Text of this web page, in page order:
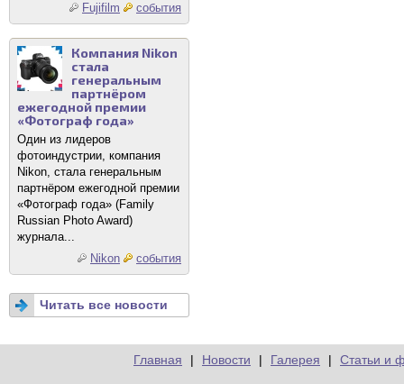
Fujifilm
события
Компания Nikon
стала
генеральным
партнёром
ежегодной премии
«Фотограф года»
Один из лидеров
фотоиндустрии, компания
Nikon, стала генеральным
партнёром ежегодной премии
«Фотограф года» (Family
Russian Photo Award)
журнала...
Nikon
события
Читать все новости
Главная | Новости | Галерея | Статьи и